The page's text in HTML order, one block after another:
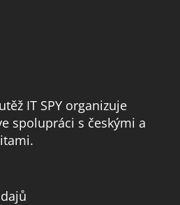
IT SPY organizuje
spolupráci s českými a